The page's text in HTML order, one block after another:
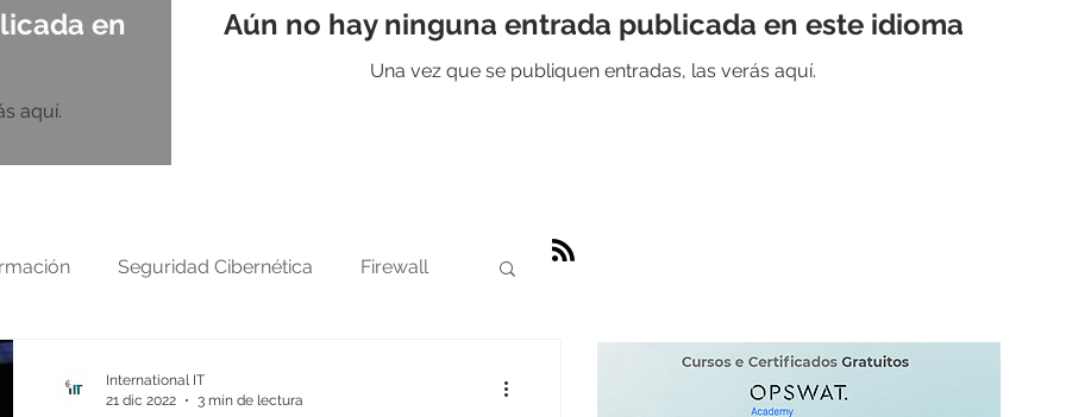
Aún no hay ninguna entrada publicada en este idioma
Una vez que se publiquen entradas, las verás aquí.
en
aquí.
Seguridad Cibernética Firewall
International IT
21 dic 2022
3 min de lectura